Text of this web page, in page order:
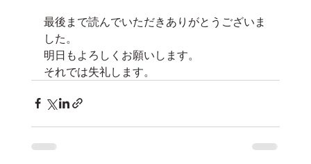
最後まで読んでいただきありがとうございま
した。
明日もよろしくお願いします。
それでは失礼します。